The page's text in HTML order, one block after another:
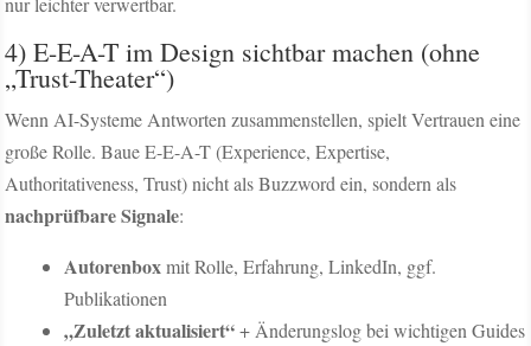
4) E-E-A-T im Design sichtbar machen (ohne
„Trust-Theater“)
Wenn AI-Systeme Antworten zusammenstellen, spielt Vertrauen eine
große Rolle. Baue E-E-A-T (Experience, Expertise,
Authoritativeness, Trust) nicht als Buzzword ein, sondern als
nachprüfbare Signale:
Autorenboxmit Rolle, Erfahrung, LinkedIn, ggf.
Publikationen
„Zuletzt aktualisiert“+ Änderungslog bei wichtigen Guides